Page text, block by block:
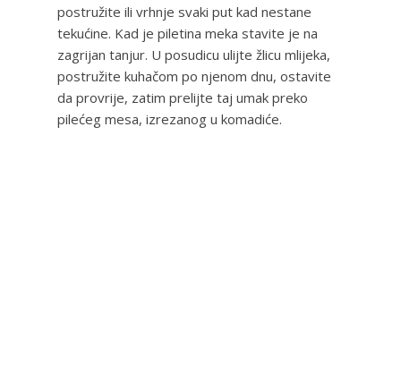
postružite ili vrhnje svaki put kad nestane
tekućine. Kad je piletina meka stavite je na
zagrijan tanjur. U posudicu ulijte žlicu mlijeka,
postružite kuhačom po njenom dnu, ostavite
da provrije, zatim prelijte taj umak preko
pilećeg mesa, izrezanog u komadiće.